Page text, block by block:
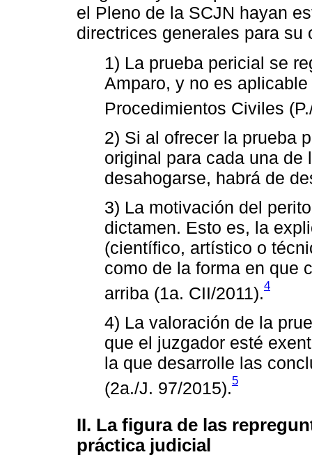
el Pleno de la SCJN hayan
directrices generales para
1) La prueba pericial se
Amparo, y no es
Procedimientos Civiles
2) Si al ofrecer la prueba
original para cada una de
desahogarse, habrá de
3) La motivación del
dictamen. Esto es, la
(científico, artístico o
como de la forma en que
arriba (1a. CII/2011).4
4) La valoración de la
que el juzgador esté
la que desarrolle las
(2a./J. 97/2015).5
II. La figura de las
práctica judicial